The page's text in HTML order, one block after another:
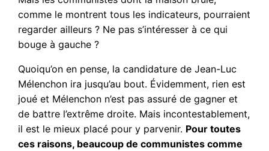
comme le montrent tous les indicateurs, pourraient
regarder ailleurs ? Ne pas s’intéresser à ce qui
bouge à gauche ?
Quoiqu’on en pense, la candidature de Jean-Luc
Mélenchon ira jusqu’au bout. Évidemment, rien est
joué et Mélenchon n’est pas assuré de gagner et
de battre l’extrême droite. Mais incontestablement,
il est le mieux placé pour y parvenir. Pour toutes
ces raisons, beaucoup de communistes comme